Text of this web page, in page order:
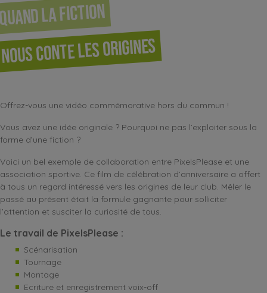
la fiction
nous conte les origines
Offrez-vous une vidéo commémorative hors du commun !
Vous avez une idée originale ? Pourquoi ne pas l’exploiter sous la
forme d’une fiction ?
Voici un bel exemple de collaboration entre PixelsPlease et une
association sportive. Ce film de célébration d’anniversaire a offert
à tous un regard intéressé vers les origines de leur club. Mêler le
passé au présent était la formule gagnante pour solliciter
l’attention et susciter la curiosité de tous.
Le travail de PixelsPlease :
Scénarisation
Tournage
Montage
Ecriture et enregistrement voix-off